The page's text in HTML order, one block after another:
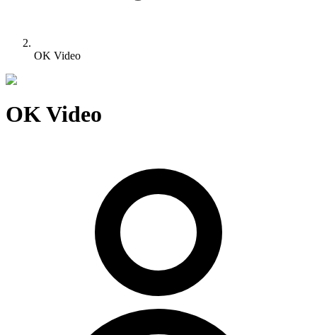
OK Video
OK Video